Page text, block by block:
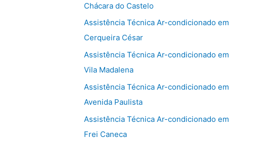
Chácara do Castelo
Assistência Técnica Ar-condicionado em
Cerqueira César
Assistência Técnica Ar-condicionado em
Vila Madalena
Assistência Técnica Ar-condicionado em
Avenida Paulista
Assistência Técnica Ar-condicionado em
Frei Caneca